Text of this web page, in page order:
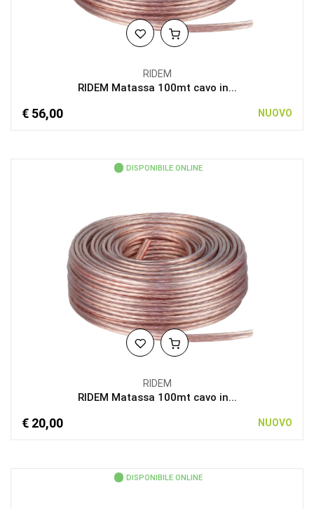
RIDEM
RIDEM Matassa 100mt cavo in...
€ 56,00 NUOVO
DISPONIBILE ONLINE
RIDEM
RIDEM Matassa 100mt cavo in...
€ 20,00 NUOVO
DISPONIBILE ONLINE